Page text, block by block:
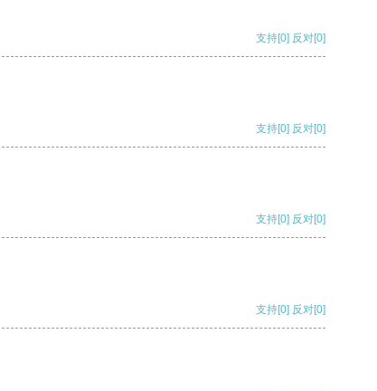
支持[0] 反对[0]
支持[0] 反对[0]
支持[0] 反对[0]
支持[0] 反对[0]